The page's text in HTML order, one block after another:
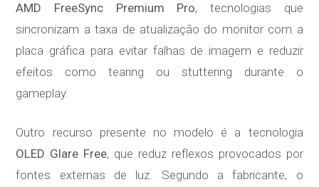
AMD FreeSync Premium Pro, tecnologias que
sincronizam a taxa de atualização do monitor com a
placa gráfica para evitar falhas de imagem e reduzir
efeitos como tearing ou stuttering durante o
gameplay.
Outro recurso presente no modelo é a tecnologia
OLED Glare Free, que reduz reflexos provocados por
fontes externas de luz. Segundo a fabricante, o